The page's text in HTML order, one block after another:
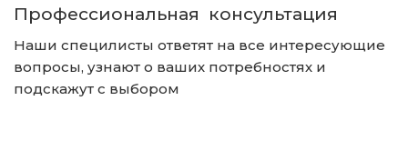
Профессиональная  консультация
Наши специлисты ответят на все интересующие
вопросы, узнают о ваших потребностях и
подскажут с выбором